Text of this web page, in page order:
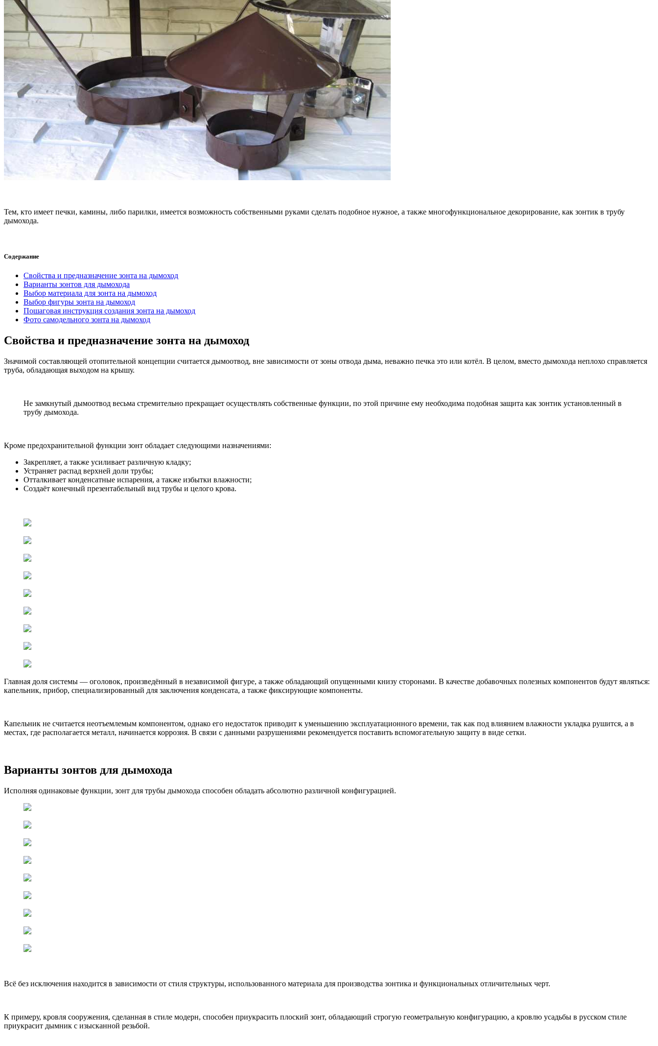
Тем, кто имеет печки, камины, либо парилки, имеется возможность собственными руками сделать подобное нужное, а также многофункциональное декорирование, как зонтик в трубу
дымохода.
Содержание
Свойства и предназначение зонта на дымоход
Варианты зонтов для дымохода
Выбор материала для зонта на дымоход
Выбор фигуры зонта на дымоход
Пошаговая инструкция создания зонта на дымоход
Фото самодельного зонта на дымоход
Свойства и предназначение зонта на дымоход
Значимой составляющей отопительной концепции считается дымоотвод, вне зависимости от зоны отвода дыма, неважно печка это или котёл. В целом, вместо дымохода неплохо справляется
труба, обладающая выходом на крышу.
Не замкнутый дымоотвод весьма стремительно прекращает осуществлять собственные функции, по этой причине ему необходима подобная защита как зонтик установленный в
трубу дымохода.
Кроме предохранительной функции зонт обладает следующими назначениями:
Закрепляет, а также усиливает различную кладку;
Устраняет распад верхней доли трубы;
Отталкивает конденсатные испарения, а также избытки влажности;
Создаёт конечный презентабельный вид трубы и целого крова.
Главная доля системы — оголовок, произведённый в независимой фигуре, а также обладающий опущенными книзу сторонами. В качестве добавочных полезных компонентов будут являться:
капельник, прибор, специализированный для заключения конденсата, а также фиксирующие компоненты.
Капельник не считается неотъемлемым компонентом, однако его недостаток приводит к уменьшению эксплуатационного времени, так как под влиянием влажности укладка рушится, а в
местах, где располагается металл, начинается коррозия. В связи с данными разрушениями рекомендуется поставить вспомогательную защиту в виде сетки.
Варианты зонтов для дымохода
Исполняя одинаковые функции, зонт для трубы дымохода способен обладать абсолютно различной конфигурацией.
Всё без исключения находится в зависимости от стиля структуры, использованного материала для производства зонтика и функциональных отличительных черт.
К примеру, кровля сооружения, сделанная в стиле модерн, способен приукрасить плоский зонт, обладающий строгую геометральную конфигурацию, а кровлю усадьбы в русском стиле
приукрасит дымник с изысканной резьбой.